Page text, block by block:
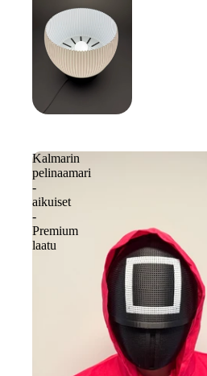
Kalmarin
pelinaamari
-
aikuiset
-
Premium
laatu